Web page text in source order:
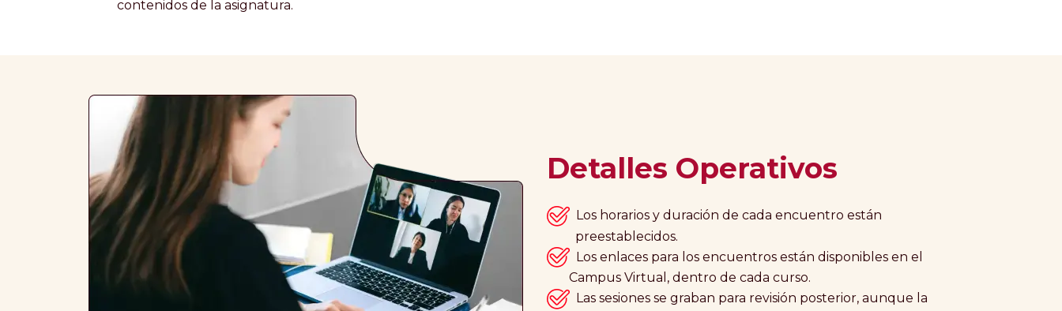
contenidos de la asignatura.
Detalles Operativos
Los horarios y duración de cada encuentro están
preestablecidos.
Los enlaces para los encuentros están disponibles en el
Campus Virtual, dentro de cada curso.
Las sesiones se graban para revisión posterior, aunque la